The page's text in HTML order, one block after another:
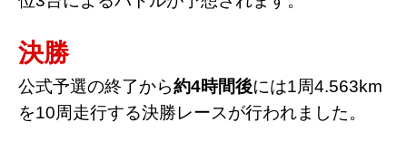
決勝
公式予選の終了から約4時間後には1周4.563km
を10周走行する決勝レースが行われました。